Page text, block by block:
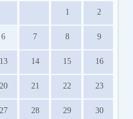
1 2
6 7 8 9
13 14 15 16
20 21 22 23
27 28 29 30